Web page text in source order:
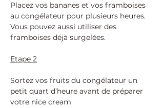
Placez vos bananes et vos framboises
au congélateur pour plusieurs heures.
Vous pouvez aussi utiliser des
framboises déjà surgelées.
Etape 2
Sortez vos fruits du congélateur un
petit quart d’heure avant de préparer
votre nice cream